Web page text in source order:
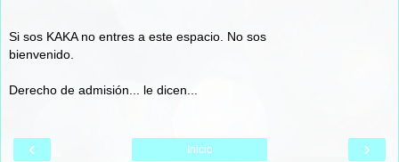
Si sos KAKA no entres a este espacio. No sos
bienvenido.
Derecho de admisión... le dicen...
‹ ›
Inicio